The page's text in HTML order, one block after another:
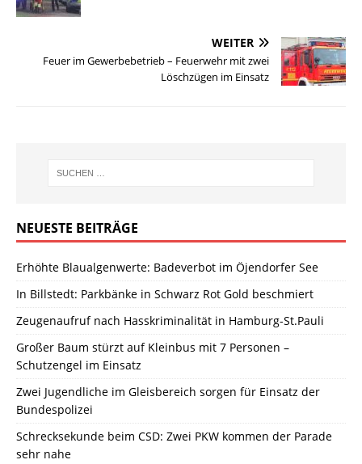
WEITER
Feuer im Gewerbebetrieb – Feuerwehr mit zwei
Löschzügen im Einsatz
NEUESTE BEITRÄGE
Erhöhte Blaualgenwerte: Badeverbot im Öjendorfer See
In Billstedt: Parkbänke in Schwarz Rot Gold beschmiert
Zeugenaufruf nach Hasskriminalität in Hamburg-St.Pauli
Großer Baum stürzt auf Kleinbus mit 7 Personen –
Schutzengel im Einsatz
Zwei Jugendliche im Gleisbereich sorgen für Einsatz der
Bundespolizei
Schrecksekunde beim CSD: Zwei PKW kommen der Parade
sehr nahe